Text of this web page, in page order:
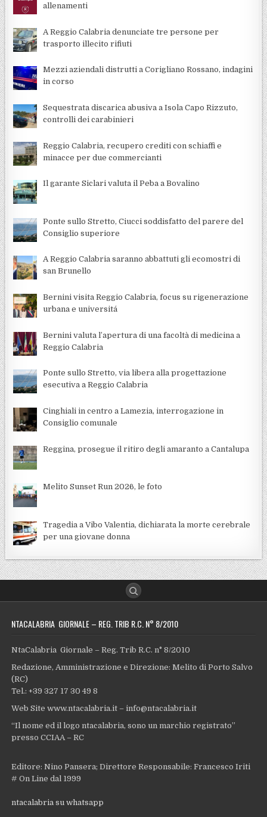
allenamenti
A Reggio Calabria denunciate tre persone per
trasporto illecito rifiuti
Mezzi aziendali distrutti a Corigliano Rossano, indagini
in corso
Sequestrata discarica abusiva a Isola Capo Rizzuto,
controlli dei carabinieri
Reggio Calabria, recupero crediti con schiaffi e
minacce per due commercianti
Il garante Siclari valuta il Peba a Bovalino
Ponte sullo Stretto, Ciucci soddisfatto del parere del
Consiglio superiore
A Reggio Calabria saranno abbattuti gli ecomostri di
san Brunello
Bernini visita Reggio Calabria, focus su rigenerazione
urbana e universitá
Bernini valuta l’apertura di una facoltà di medicina a
Reggio Calabria
Ponte sullo Stretto, via libera alla progettazione
esecutiva a Reggio Calabria
Cinghiali in centro a Lamezia, interrogazione in
Consiglio comunale
Reggina, prosegue il ritiro degli amaranto a Cantalupa
Melito Sunset Run 2026, le foto
Tragedia a Vibo Valentia, dichiarata la morte cerebrale
per una giovane donna
NTACALABRIA GIORNALE – REG. TRIB R.C. N° 8/2010
NtaCalabria Giornale – Reg. Trib R.C. n° 8/2010
Redazione, Amministrazione e Direzione: Melito di Porto Salvo
(RC)
Tel.: +39 327 17 30 49 8
Web Site www.ntacalabria.it – info@ntacalabria.it
“Il nome ed il logo ntacalabria, sono un marchio registrato”
presso CCIAA – RC
Editore: Nino Pansera; Direttore Responsabile: Francesco Iriti
# On Line dal 1999
ntacalabria su whatsapp